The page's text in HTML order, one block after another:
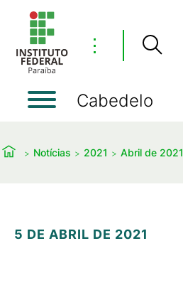
⋮
Cabedelo
Notícias 2021 Abril de 2021
5 DE ABRIL DE 2021